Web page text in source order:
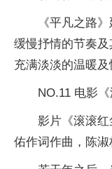
《平凡之路
缓慢抒情的节奏
充满淡淡的温暖及
NO.11 电影
影片《滚滚红
佑作词作曲，陈淑